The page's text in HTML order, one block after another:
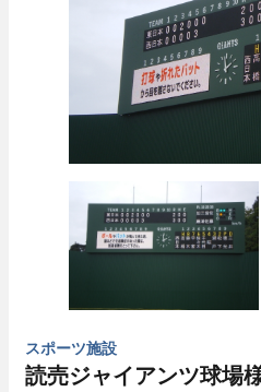
スポーツ施設
読売ジャイアンツ球場